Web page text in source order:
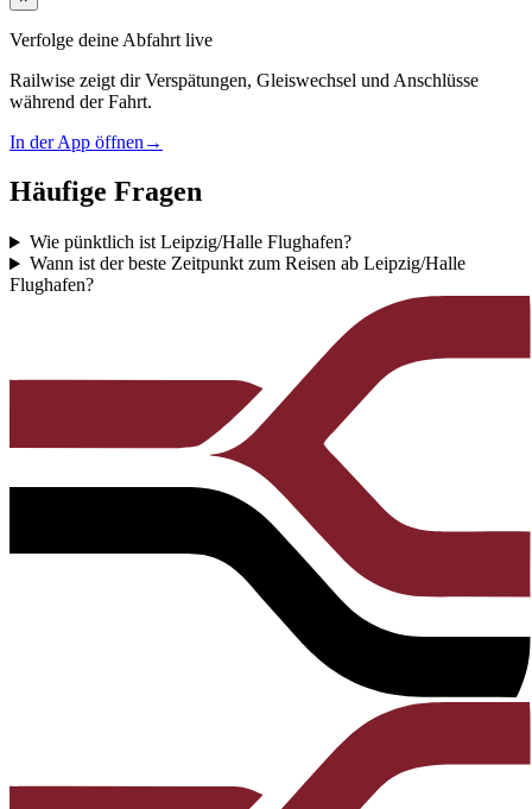
Verfolge deine Abfahrt live
Railwise zeigt dir Verspätungen, Gleiswechsel und Anschlüsse
während der Fahrt.
In der App öffnen →
Häufige Fragen
Wie pünktlich ist Leipzig/Halle Flughafen?
Wann ist der beste Zeitpunkt zum Reisen ab Leipzig/Halle
Flughafen?